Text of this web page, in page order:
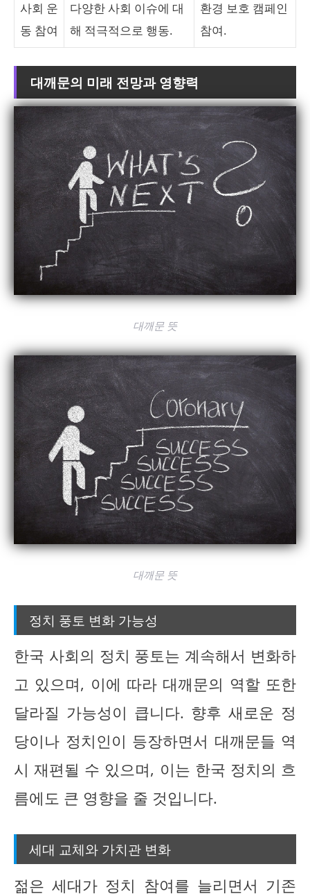
사회 운
동 참여
다양한 사회 이슈에 대
해 적극적으로 행동.
환경 보호 캠페인
참여.
대깨문의 미래 전망과 영향력
대깨문 뜻
대깨문 뜻
정치 풍토 변화 가능성
한국 사회의 정치 풍토는 계속해서 변화하
고 있으며, 이에 따라 대깨문의 역할 또한
달라질 가능성이 큽니다. 향후 새로운 정
당이나 정치인이 등장하면서 대깨문들 역
시 재편될 수 있으며, 이는 한국 정치의 흐
름에도 큰 영향을 줄 것입니다.
세대 교체와 가치관 변화
젊은 세대가 정치 참여를 늘리면서 기존